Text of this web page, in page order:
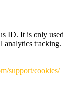
ID. It is only used
analytics tracking.
support/cookies/